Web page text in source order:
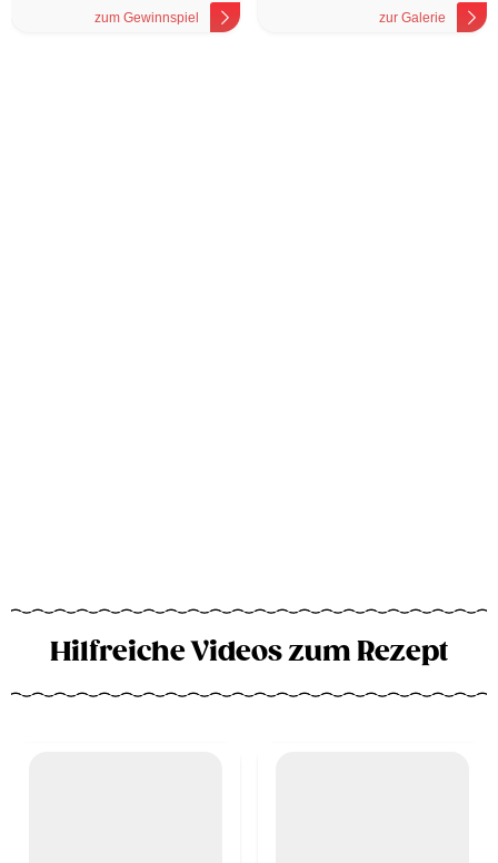
zum Gewinnspiel zur Galerie
Hilfreiche Videos zum Rezept